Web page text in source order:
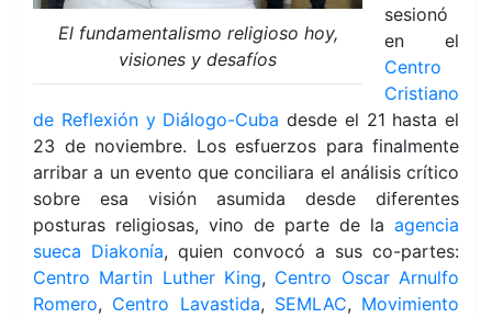
El fundamentalismo religioso hoy,
visiones y desafíos
sesionó
en el
Centro
Cristiano
de Reflexión y Diálogo-Cuba desde el 21 hasta el
23 de noviembre. Los esfuerzos para finalmente
arribar a un evento que conciliara el análisis crítico
sobre esa visión asumida desde diferentes
posturas religiosas, vino de parte de la agencia
sueca Diakonía, quien convocó a sus co-partes:
Centro Martin Luther King, Centro Oscar Arnulfo
Romero, Centro Lavastida, SEMLAC, Movimiento